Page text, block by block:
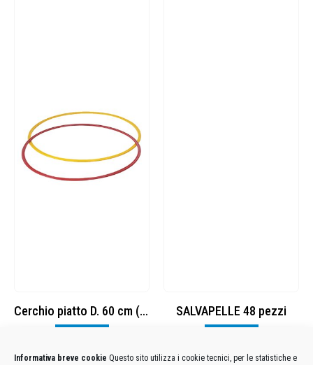
Informativa breve cookie Questo sito utilizza i cookie tecnici, per le statistiche e
Cerchio piatto D. 60 cm (5 pezzi) SALVAPELLE 48 pezzi